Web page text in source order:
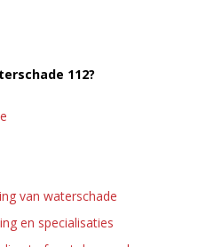
112?
van waterschade
en specialisaties